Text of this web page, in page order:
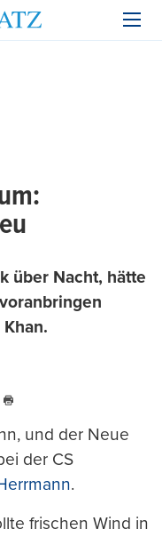
über Nacht, hätte
und der Neue
der CS
.
frischen Wind in